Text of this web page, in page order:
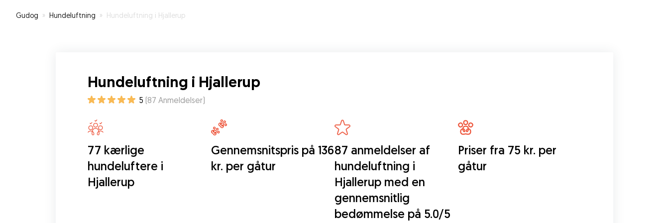
Gudog » Hundeluftning » Hundeluftning i Hjallerup
Hundeluftning i Hjallerup
5 (87 Anmeldelser)
77 kærlige
hundeluftere i
Hjallerup
Gennemsnitspris på 136
kr. per gåtur
87 anmeldelser af
hundeluftning i
Hjallerup med en
gennemsnitlig
bedømmelse på 5.0/5
Priser fra 75 kr. per
gåtur